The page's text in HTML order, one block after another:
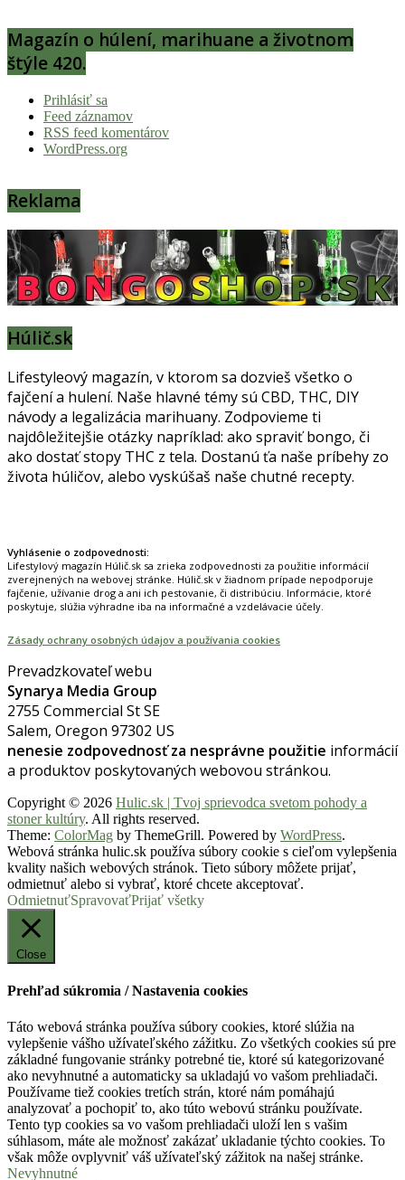
Magazín o húlení, marihuane a životnom
štýle 420.
Prihlásiť sa
Feed záznamov
RSS feed komentárov
WordPress.org
Reklama
Húlič.sk
Lifestyleový magazín, v ktorom sa dozvieš všetko o
fajčení a hulení. Naše hlavné témy sú CBD, THC, DIY
návody a legalizácia marihuany. Zodpovieme ti
najdôležitejšie otázky napríklad: ako spraviť bongo, či
ako dostať stopy THC z tela. Dostanú ťa naše príbehy zo
života húličov, alebo vyskúšaš naše chutné recepty.
Vyhlásenie o zodpovednosti:
Lifestylový magazín Húlič.sk sa zrieka zodpovednosti za použitie informácií
zverejnených na webovej stránke. Húlič.sk v žiadnom prípade nepodporuje
fajčenie, užívanie drog a ani ich pestovanie, či distribúciu. Informácie, ktoré
poskytuje, slúžia výhradne iba na informačné a vzdelávacie účely.
Zásady ochrany osobných údajov a používania cookies
Prevadzkovateľ webu
Synarya Media Group
2755 Commercial St SE
Salem, Oregon 97302 US
nenesie zodpovednosť za nesprávne použitie informácií
a produktov poskytovaných webovou stránkou.
Copyright © 2026 Hulic.sk | Tvoj sprievodca svetom pohody a
stoner kultúry. All rights reserved.
Theme: ColorMag by ThemeGrill. Powered by WordPress.
Webová stránka hulic.sk používa súbory cookie s cieľom vylepšenia
kvality našich webových stránok. Tieto súbory môžete prijať,
odmietnuť alebo si vybrať, ktoré chcete akceptovať.
OdmietnuťSpravovaťPrijať všetky
Close
Prehľad súkromia / Nastavenia cookies
Táto webová stránka používa súbory cookies, ktoré slúžia na
vylepšenie vášho užívateľského zážitku. Zo všetkých cookies sú pre
základné fungovanie stránky potrebné tie, ktoré sú kategorizované
ako nevyhnutné a automaticky sa ukladajú vo vašom prehliadači.
Používame tiež cookies tretích strán, ktoré nám pomáhajú
analyzovať a pochopiť to, ako túto webovú stránku používate.
Tento typ cookies sa vo vašom prehliadači uloží len s vašim
súhlasom, máte ale možnosť zakázať ukladanie týchto cookies. To
však môže ovplyvniť váš užívateľský zážitok na našej stránke.
Nevyhnutné